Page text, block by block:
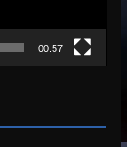
00:57